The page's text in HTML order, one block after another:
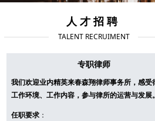
人 才 招 聘
TALENT RECRUIMENT
专职律师
我们欢迎业内精英来春森翔律师事务所，感受
工作环境、工作内容，参与律所的运营与发展。
任职要求 ：